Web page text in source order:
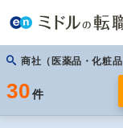
商社（医薬品・化粧
30 件